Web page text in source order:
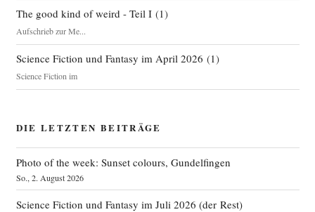
The good kind of weird - Teil I(1)
Aufschrieb zur Me...
Science Fiction und Fantasy im April 2026 (1)
Science Fiction im
DIE LETZTEN BEITRÄGE
Photo of the week: Sunset colours, Gundelfingen
So., 2. August 2026
Science Fiction und Fantasy im Juli 2026 (der Rest)